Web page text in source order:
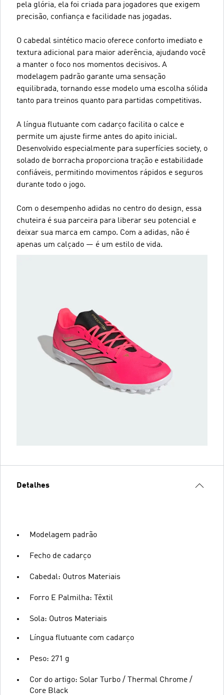
pela glória, ela foi criada para jogadores que exigem
precisão, confiança e facilidade nas jogadas.
O cabedal sintético macio oferece conforto imediato e
textura adicional para maior aderência, ajudando você
a manter o foco nos momentos decisivos. A
modelagem padrão garante uma sensação
equilibrada, tornando esse modelo uma escolha sólida
tanto para treinos quanto para partidas competitivas.
A língua flutuante com cadarço facilita o calce e
permite um ajuste firme antes do apito inicial.
Desenvolvido especialmente para superfícies society, o
solado de borracha proporciona tração e estabilidade
confiáveis, permitindo movimentos rápidos e seguros
durante todo o jogo.
Com o desempenho adidas no centro do design, essa
chuteira é sua parceira para liberar seu potencial e
deixar sua marca em campo. Com a adidas, não é
apenas um calçado — é um estilo de vida.
Detalhes
Modelagem padrão
Fecho de cadarço
Cabedal: Outros Materiais
Forro E Palmilha: Têxtil
Sola: Outros Materiais
Língua flutuante com cadarço
Peso: 271 g
Cor do artigo: Solar Turbo / Thermal Chrome /
Core Black